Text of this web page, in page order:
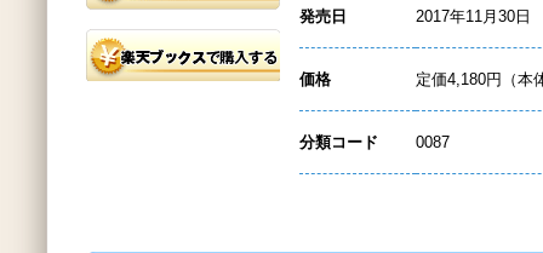
発売日 2017年11月30日
価格 定価4,180円（本
分類コード 0087